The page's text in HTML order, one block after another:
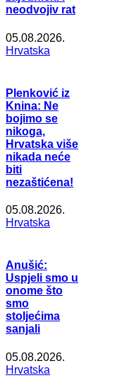
neodvojiv rat
05.08.2026.
Hrvatska
Plenković iz
Knina: Ne
bojimo se
nikoga,
Hrvatska više
nikada neće
biti
nezaštićena!
05.08.2026.
Hrvatska
Anušić:
Uspjeli smo u
onome što
smo
stoljećima
sanjali
05.08.2026.
Hrvatska